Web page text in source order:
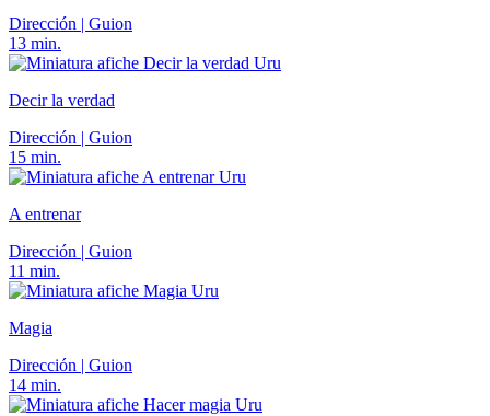
Dirección | Guion
13 min.
Uru
Decir la verdad
Dirección | Guion
15 min.
Uru
A entrenar
Dirección | Guion
11 min.
Uru
Magia
Dirección | Guion
14 min.
Uru